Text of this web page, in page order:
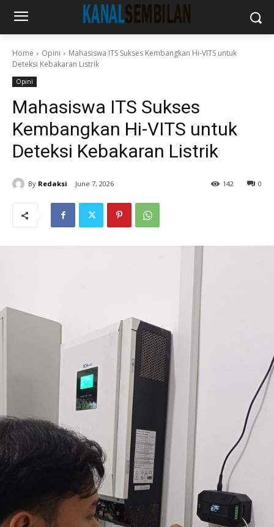
Home Opini
Mahasiswa ITS Sukses Kembangkan Hi-VITS untuk
Deteksi Kebakaran Listrik
Opini
Mahasiswa ITS Sukses
Kembangkan Hi-VITS untuk
Deteksi Kebakaran Listrik
By Redaksi June 7, 2026 0
142